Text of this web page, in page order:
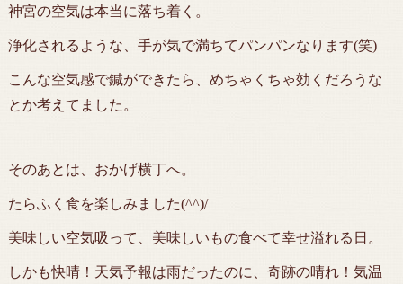
神宮の空気は本当に落ち着く。
浄化されるような、手が気で満ちてパンパンなります(笑)
こんな空気感で鍼ができたら、めちゃくちゃ効くだろうな
とか考えてました。
そのあとは、おかげ横丁へ。
たらふく食を楽しみました(^^)/
美味しい空気吸って、美味しいもの食べて幸せ溢れる日。
しかも快晴！天気予報は雨だったのに、奇跡の晴れ！気温